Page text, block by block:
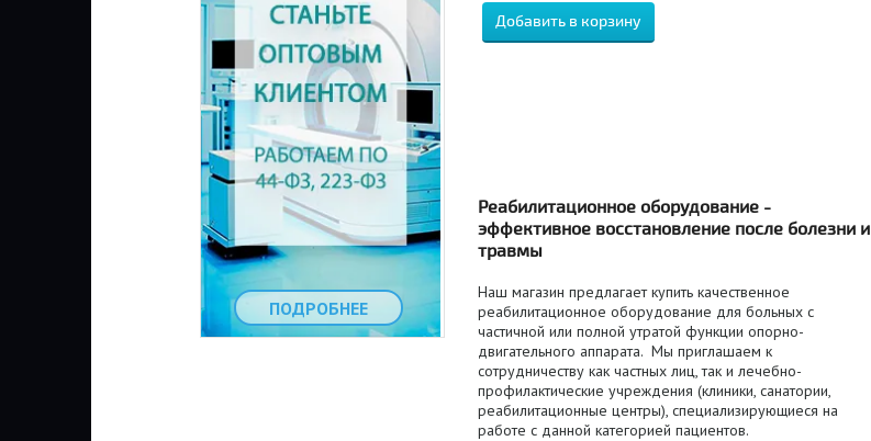
ПОДРОБНЕЕ
Реабилитационное оборудование -
эффективное восстановление после болезни и
травмы
Наш магазин предлагает купить качественное
реабилитационное оборудование для больных с
частичной или полной утратой функции опорно-
двигательного аппарата. Мы приглашаем к
сотрудничеству как частных лиц, так и лечебно-
профилактические учреждения (клиники, санатории,
реабилитационные центры), специализирующиеся на
работе с данной категорией пациентов.